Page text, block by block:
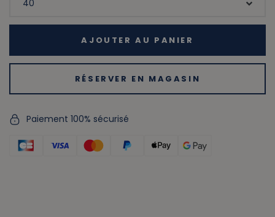
AJOUTER AU PANIER
RÉSERVER EN MAGASIN
Paiement 100% sécurisé